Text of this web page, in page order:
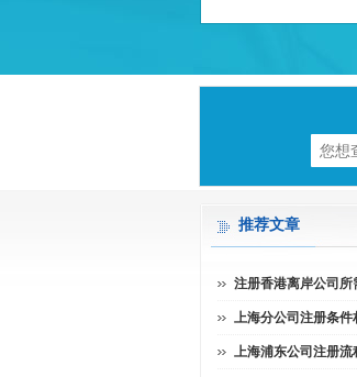
推荐文章
注册香港离岸公司所
上海分公司注册条件
上海浦东公司注册流